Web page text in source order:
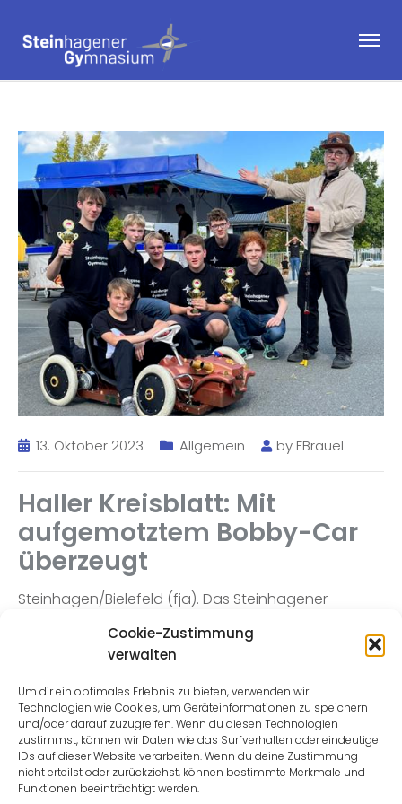
Cookie-Zustimmung
verwalten
Um dir ein optimales Erlebnis zu bieten, verwenden wir
Technologien wie Cookies, um Geräteinformationen zu speichern
und/oder darauf zuzugreifen. Wenn du diesen Technologien
zustimmst, können wir Daten wie das Surfverhalten oder eindeutige
IDs auf dieser Website verarbeiten. Wenn du deine Zustimmung
nicht erteilst oder zurückziehst, können bestimmte Merkmale und
Funktionen beeinträchtigt werden.
13. Oktober 2023 Allgemein by FBrauel
Haller Kreisblatt: Mit
aufgemotztem Bobby-Car
überzeugt
Steinhagen/Bielefeld (fja). Das Steinhagener
(ehemals Bobby-Car-Solar-Cup) teilgenommen. In
der Kategorie „technisches Design“ landete das
SteinGy-Team auf dem dritten Platz.
Read more